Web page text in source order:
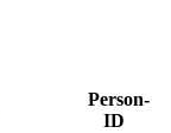
Person-
ID